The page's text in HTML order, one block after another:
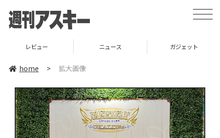
toggle
レビュー ニュース ガジェット
home > 拡大画像